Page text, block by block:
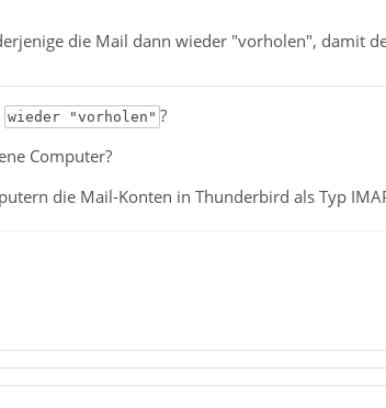
die Mail dann wieder "vorholen", damit
wieder "vorholen" ?
Computer?
die Mail-Konten in Thunderbird als Typ